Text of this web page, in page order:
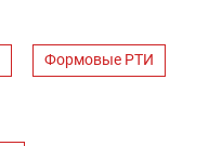
Формовые РТИ